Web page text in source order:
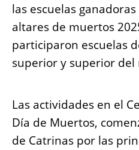
las escuelas
altares de muertos
participaron escuelas
superior y superior del
Las actividades en el
Día de Muertos,
de Catrinas por las